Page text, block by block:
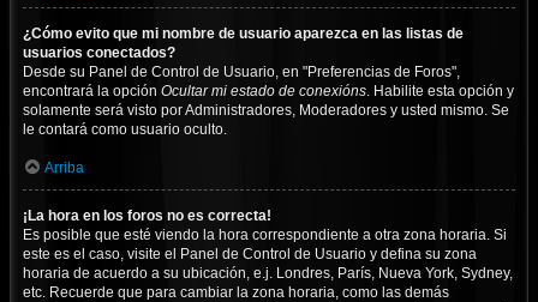
¿Cómo evito que mi nombre de usuario aparezca en las listas de
usuarios conectados?
Desde su Panel de Control de Usuario, en "Preferencias de Foros",
encontrará la opción Ocultar mi estado de conexións. Habilite esta opción y
solamente será visto por Administradores, Moderadores y usted mismo. Se
le contará como usuario oculto.
Arriba
¡La hora en los foros no es correcta!
Es posible que esté viendo la hora correspondiente a otra zona horaria. Si
este es el caso, visite el Panel de Control de Usuario y defina su zona
horaria de acuerdo a su ubicación, e.j. Londres, París, Nueva York, Sydney,
etc. Recuerde que para cambiar la zona horaria, como las demás